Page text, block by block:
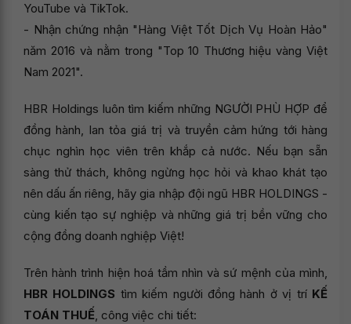
YouTube và TikTok.
- Nhận chứng nhận "Hàng Việt Tốt Dịch Vụ Hoàn Hảo"
năm 2016 và nằm trong "Top 10 Thương hiệu vàng Việt
Nam 2021".
HBR Holdings luôn tìm kiếm những NGƯỜI PHÙ HỢP để
đồng hành, lan tỏa giá trị và truyền cảm hứng tới hàng
chục nghìn học viên trên khắp cả nước. Nếu bạn sẵn
sàng thử thách, không ngừng học hỏi và khao khát tạo
nên dấu ấn riêng, hãy gia nhập đội ngũ HBR HOLDINGS -
cùng kiến tạo sự nghiệp và những giá trị bền vững cho
cộng đồng doanh nghiệp Việt!
Trên hành trình hiện hoá tầm nhìn và sứ mệnh của mình,
HBR HOLDINGS tìm kiếm người đồng hành ở vị tríKẾ
TOÁN THUẾ, công việc chi tiết: